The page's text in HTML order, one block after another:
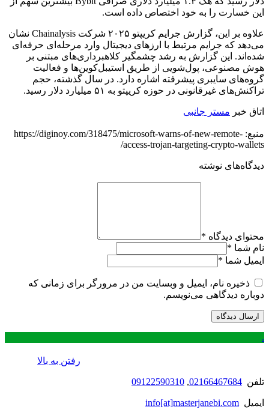
این خسارت را به خود اختصاص داده است.
علاوه بر این، گزارش جرایم کریپتو ۲۰۲۵ شرکت Chainalysis نشان
می‌دهد که جرایم مرتبط با ارزهای دیجیتال وارد مرحله‌ای حرفه‌ای
شده‌اند. این گزارش به رشد چشمگیر کلاهبرداری‌های مبتنی بر
هوش مصنوعی، پول‌شویی از طریق استیبل‌کوین‌ها و فعالیت
گروه‌های سایبری پیشرفته اشاره دارد. در سال گذشته، حجم
تراکنش‌های غیرقانونی در حوزه کریپتو به ۵۱ میلیارد دلار رسید.
اتاق خبر مستر جانبی
منبع: https://diginoy.com/318475/microsoft-warns-of-new-remote-
access-trojan-targeting-crypto-wallets/
دیدگاه‌های نوشته
محتوای دیدگاه *
نام شما *
ایمیل شما *
ذخیره نام، ایمیل و وبسایت من در مرورگر برای زمانی که
دوباره دیدگاهی می‌نویسم.
.
رفتن به بالا
تلفن 02166467684
,
09122590310
ایمیل info[at]masterjanebi.com